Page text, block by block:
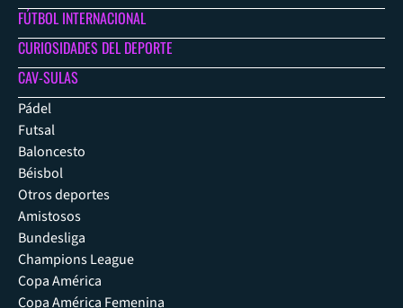
FÚTBOL INTERNACIONAL
CURIOSIDADES DEL DEPORTE
CAV-SULAS
Pádel
Futsal
Baloncesto
Béisbol
Otros deportes
Amistosos
Bundesliga
Champions League
Copa América
Copa América Femenina